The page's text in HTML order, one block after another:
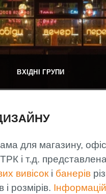
ВХІДНІ ГРУПИ
для магазину,
і т.д.
вивісокі банерів
розмірів.